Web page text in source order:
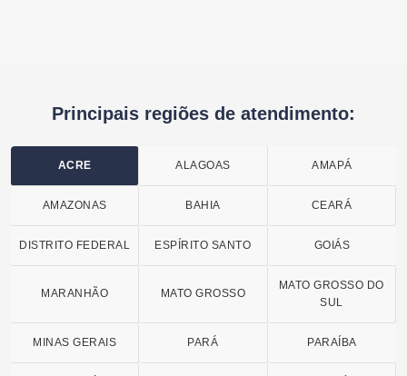
Principais regiões de atendimento:
ACRE ALAGOAS AMAPÁ
AMAZONAS BAHIA CEARÁ
DISTRITO FEDERAL ESPÍRITO SANTO GOIÁS
MARANHÃO MATO GROSSO
MATO GROSSO DO
SUL
MINAS GERAIS PARÁ PARAÍBA